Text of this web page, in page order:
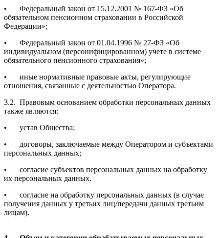
•
Федеральный закон от 15.12.2001 № 167-ФЗ «Об
обязательном пенсионном страховании в Российской
Федерации»;
•
Федеральный закон от 01.04.1996 № 27-ФЗ «Об
индивидуальном (персонифицированном) учете в системе
обязательного пенсионного страхования»;
•
иные нормативные правовые акты, регулирующие
отношения, связанные с деятельностью Оператора.
3.2. Правовым основанием обработки персональных данных
также являются:
•
устав Общества;
•
договоры, заключаемые между Оператором и субъектами
персональных данных;
•
согласие субъектов персональных данных на обработку
их персональных данных.
•
согласие на обработку персональных данных (в случае
получения данных у третьих лиц/передачи данных третьим
лицам).